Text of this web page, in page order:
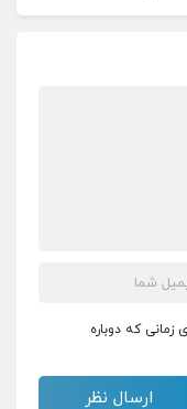
زمانی که دوباره